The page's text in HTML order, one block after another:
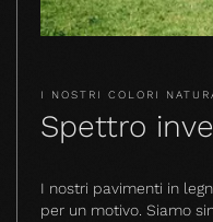
I NOSTRI COLORI
Spettro
I nostri pavimenti in
per un motivo. Siamo